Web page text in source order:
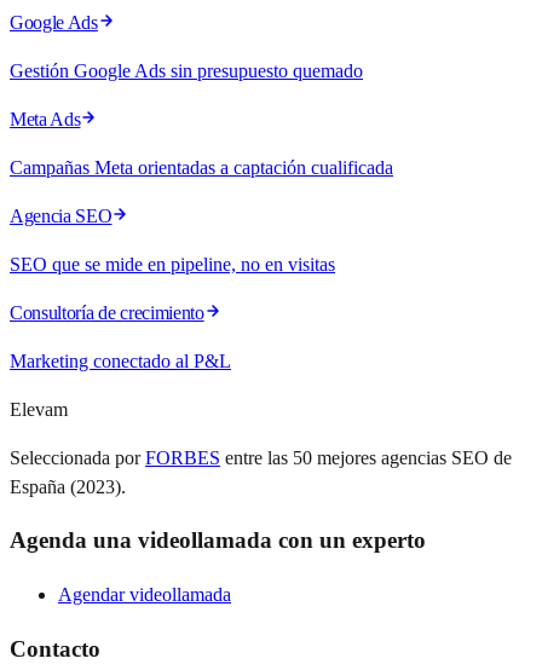
Google Ads
Gestión Google Ads sin presupuesto quemado
Meta Ads
Campañas Meta orientadas a captación cualificada
Agencia SEO
SEO que se mide en pipeline, no en visitas
Consultoría de crecimiento
Marketing conectado al P&L
Elevam
Seleccionada por FORBES entre las 50 mejores agencias SEO de
España (2023).
Agenda una videollamada con un experto
Agendar videollamada
Contacto